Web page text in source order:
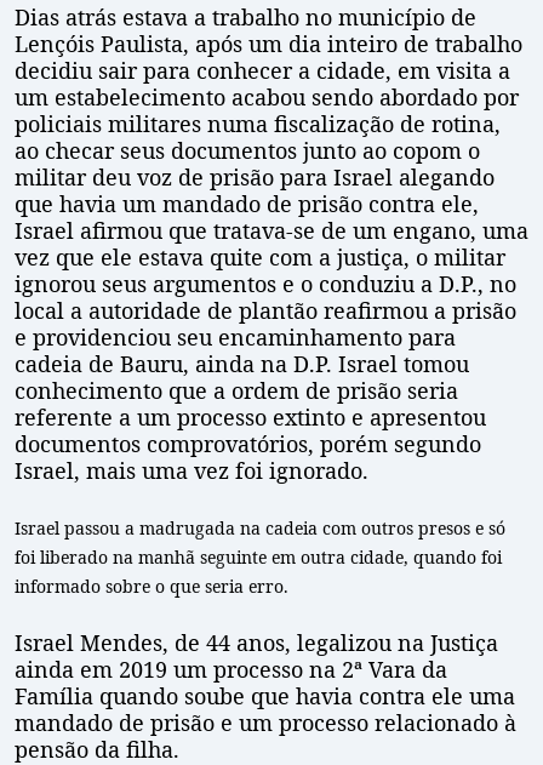
Dias atrás estava a trabalho no município de
Lençóis Paulista, após um dia inteiro de trabalho
decidiu sair para conhecer a cidade, em visita a
um estabelecimento acabou sendo abordado por
policiais militares numa fiscalização de rotina,
ao checar seus documentos junto ao copom o
militar deu voz de prisão para Israel alegando
que havia um mandado de prisão contra ele,
Israel afirmou que tratava-se de um engano, uma
vez que ele estava quite com a justiça, o militar
ignorou seus argumentos e o conduziu a D.P., no
local a autoridade de plantão reafirmou a prisão
e providenciou seu encaminhamento para
cadeia de Bauru, ainda na D.P. Israel tomou
conhecimento que a ordem de prisão seria
referente a um processo extinto e apresentou
documentos comprovatórios, porém segundo
Israel, mais uma vez foi ignorado.
Israel passou a madrugada na cadeia com outros presos e só
foi liberado na manhã seguinte em outra cidade, quando foi
informado sobre o que seria erro.
Israel Mendes, de 44 anos, legalizou na Justiça
ainda em 2019 um processo na 2ª Vara da
Família quando soube que havia contra ele uma
mandado de prisão e um processo relacionado à
pensão da filha.